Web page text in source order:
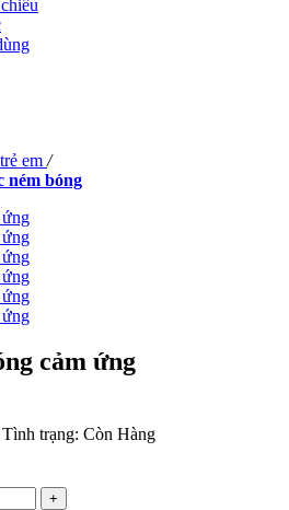
em /
ném bóng
cảm ứng
Tình trạng: Còn Hàng
+